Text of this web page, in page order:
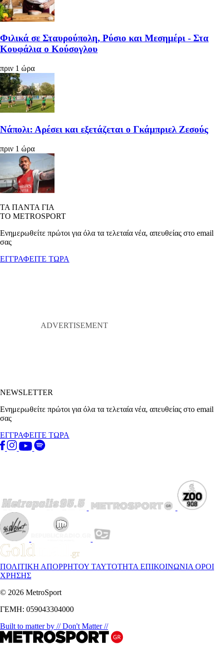
Φιλικά σε Σταυρούπολη, Ρύσιο και Μεσημέρι - Στα
Κουφάλια ο Κούσογλου
πριν 1 ώρα
Νάπολι: Αρέσει και εξετάζεται ο Γκάμπριελ Ζεσούς
πριν 1 ώρα
ΤΑ ΠΑΝΤΑ ΓΙΑ
ΤΟ METROSPORT
Ενημερωθείτε πρώτοι για όλα τα τελεταία νέα, απευθείας στο email
σας
ΕΓΓΡΑΦΕΙΤΕ ΤΩΡΑ
NEWSLETTER
Ενημερωθείτε πρώτοι για όλα τα τελεταία νέα, απευθείας στο email
σας
ΕΓΓΡΑΦΕΙΤΕ ΤΩΡΑ
ΠΟΛΙΤΙΚΗ ΑΠΟΡΡΗΤΟΥ ΤΑΥΤΟΤΗΤΑ ΕΠΙΚΟΙΝΩΝΙΑ ΟΡΟΙ
ΧΡΗΣΗΣ
© 2026 MetroSport
ΓΕΜΗ: 059043304000
Built to matter by // Don't Matter //